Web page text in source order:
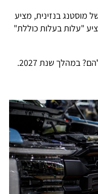
מוסטנג בנזינית, מציע
פנימי מטויוטה ראב 4, ומציע "עלות בעלות כוללת"
במהלך שנת 2027.